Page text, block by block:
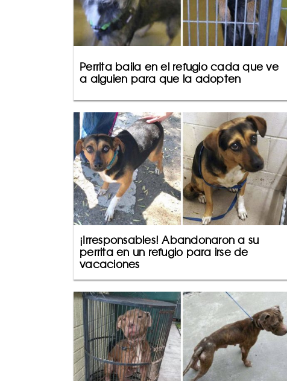
Perrita baila en el refugio cada que ve
a alguien para que la adopten
¡Irresponsables! Abandonaron a su
perrita en un refugio para irse de
vacaciones